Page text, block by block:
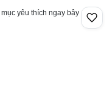
yêu thích ngay bây